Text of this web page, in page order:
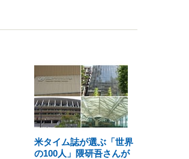
米タイム誌が選ぶ「世界
の100人」隈研吾さんが